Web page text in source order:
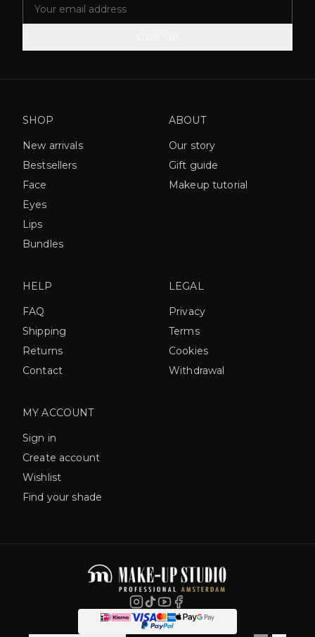
SHOP
New arrivals
Bestsellers
Face
Eyes
Lips
Bundles
ABOUT
Our story
Gift guide
Makeup tutorial
HELP
FAQ
Shipping
Returns
Contact
LEGAL
Privacy
Terms
Cookies
Withdrawal
MY ACCOUNT
Sign in
Create account
Wishlist
Find your shade